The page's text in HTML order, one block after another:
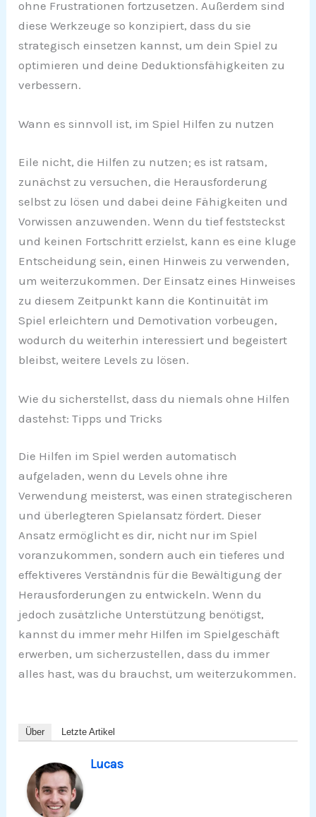
ohne Frustrationen fortzusetzen. Außerdem sind
diese Werkzeuge so konzipiert, dass du sie
strategisch einsetzen kannst, um dein Spiel zu
optimieren und deine Deduktionsfähigkeiten zu
verbessern.
Wann es sinnvoll ist, im Spiel Hilfen zu nutzen
Eile nicht, die Hilfen zu nutzen; es ist ratsam,
zunächst zu versuchen, die Herausforderung
selbst zu lösen und dabei deine Fähigkeiten und
Vorwissen anzuwenden. Wenn du tief feststeckst
und keinen Fortschritt erzielst, kann es eine kluge
Entscheidung sein, einen Hinweis zu verwenden,
um weiterzukommen. Der Einsatz eines Hinweises
zu diesem Zeitpunkt kann die Kontinuität im
Spiel erleichtern und Demotivation vorbeugen,
wodurch du weiterhin interessiert und begeistert
bleibst, weitere Levels zu lösen.
Wie du sicherstellst, dass du niemals ohne Hilfen
dastehst: Tipps und Tricks
Die Hilfen im Spiel werden automatisch
aufgeladen, wenn du Levels ohne ihre
Verwendung meisterst, was einen strategischeren
und überlegteren Spielansatz fördert. Dieser
Ansatz ermöglicht es dir, nicht nur im Spiel
voranzukommen, sondern auch ein tieferes und
effektiveres Verständnis für die Bewältigung der
Herausforderungen zu entwickeln. Wenn du
jedoch zusätzliche Unterstützung benötigst,
kannst du immer mehr Hilfen im Spielgeschäft
erwerben, um sicherzustellen, dass du immer
alles hast, was du brauchst, um weiterzukommen.
Über Letzte Artikel
Lucas